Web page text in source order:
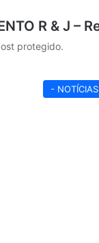
R & J –
protegido.
-